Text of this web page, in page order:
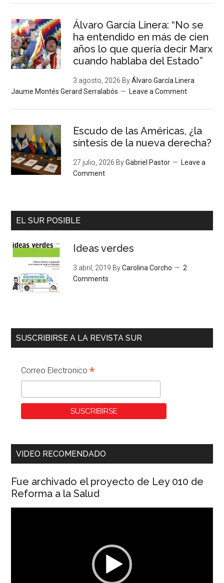
Álvaro García Linera: “No se
ha entendido en más de cien
años lo que quería decir Marx
cuando hablaba del Estado”
3 agosto, 2026 ByÁlvaro García Linera
Jaume Montés Gerard Serralabós
Leave a Comment
Escudo de las Américas, ¿la
síntesis de la nueva derecha?
27 julio, 2026 ByGabriel Pastor
Leave a
Comment
EL SUR POSIBLE
Ideas verdes
3 abril, 2019 ByCarolina Corcho
2
Comments
SUSCRIBIRSE A LA REVISTA SUR
Correo Electronico*
VIDEO RECOMENDADO
Fue archivado el proyecto de Ley 010 de
Reforma a la Salud